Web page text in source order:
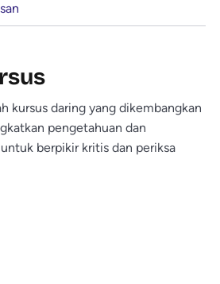
kursus daring yang dikembangkan
pengetahuan dan
berpikir kritis dan periksa